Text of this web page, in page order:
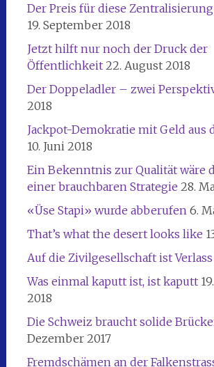
Der Preis für diese
19. September 2018
Jetzt hilft nur noch der Druck der
Öffentlichkeit 22. August 2018
Der Doppeladler – zwei
2018
Jackpot-Demokratie mit Geld aus
10. Juni 2018
Ein Bekenntnis zur Qualität wäre
einer brauchbaren Strategie 28.
«Üse Stapi» wurde abberufen 6.
That’s what the desert looks like
Auf die Zivilgesellschaft ist Verlass
Was einmal kaputt ist, ist kaputt
2018
Die Schweiz braucht solide
Dezember 2017
Fremdschämen an der